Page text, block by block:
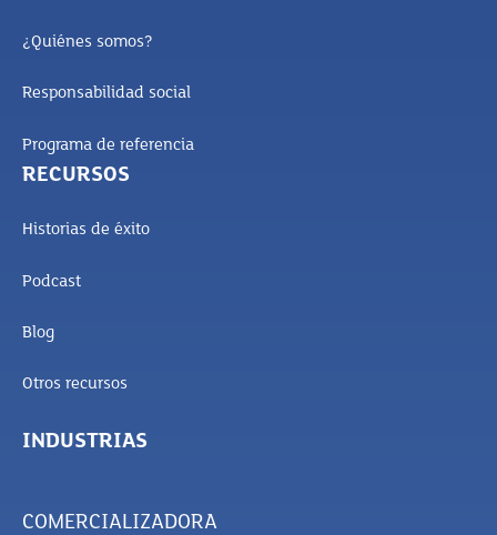
¿Quiénes somos?
Responsabilidad social
Programa de referencia
RECURSOS
Historias de éxito
Podcast
Blog
Otros recursos
INDUSTRIAS
COMERCIALIZADORA